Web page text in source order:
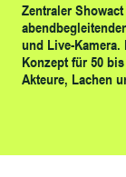
Zentraler
und Live-
Konzept für 50
Akteure, Lachen